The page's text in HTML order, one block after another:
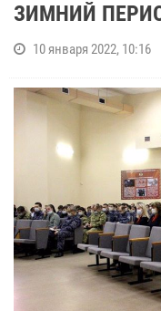
ЗИМНИЙ
10 января 2022, 10:16